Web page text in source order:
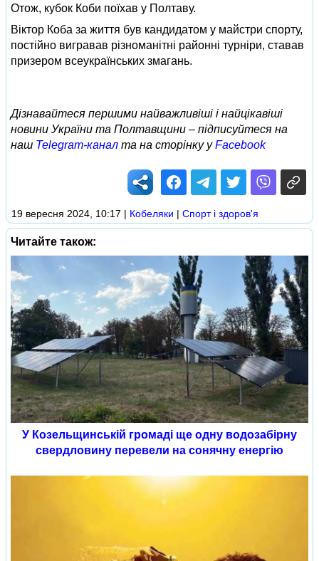
Отож, кубок Коби поїхав у Полтаву.
Віктор Коба за життя був кандидатом у майстри спорту,
постійно вигравав різноманітні районні турніри, ставав
призером всеукраїнських змагань.
Дізнавайтеся першими найважливіші і найцікавіші
новини України та Полтавщини – підписуйтеся на
наш Telegram-канал та на сторінку уFacebook
19 вересня 2024, 10:17 | Кобеляки | Спорт і здоров'я
Читайте також:
У Козельщинській громаді ще одну водозабірну
свердловину перевели на сонячну енергію